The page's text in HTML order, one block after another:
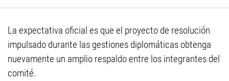
La expectativa oficial es que el proyecto de resolución
impulsado durante las gestiones diplomáticas obtenga
nuevamente un amplio respaldo entre los integrantes del
comité.